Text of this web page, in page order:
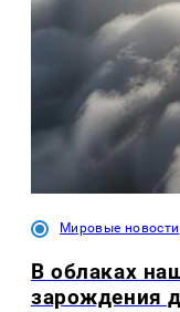
Мировые новости
В облаках
зарождения